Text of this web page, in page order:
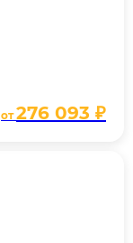
от276 093 ₽